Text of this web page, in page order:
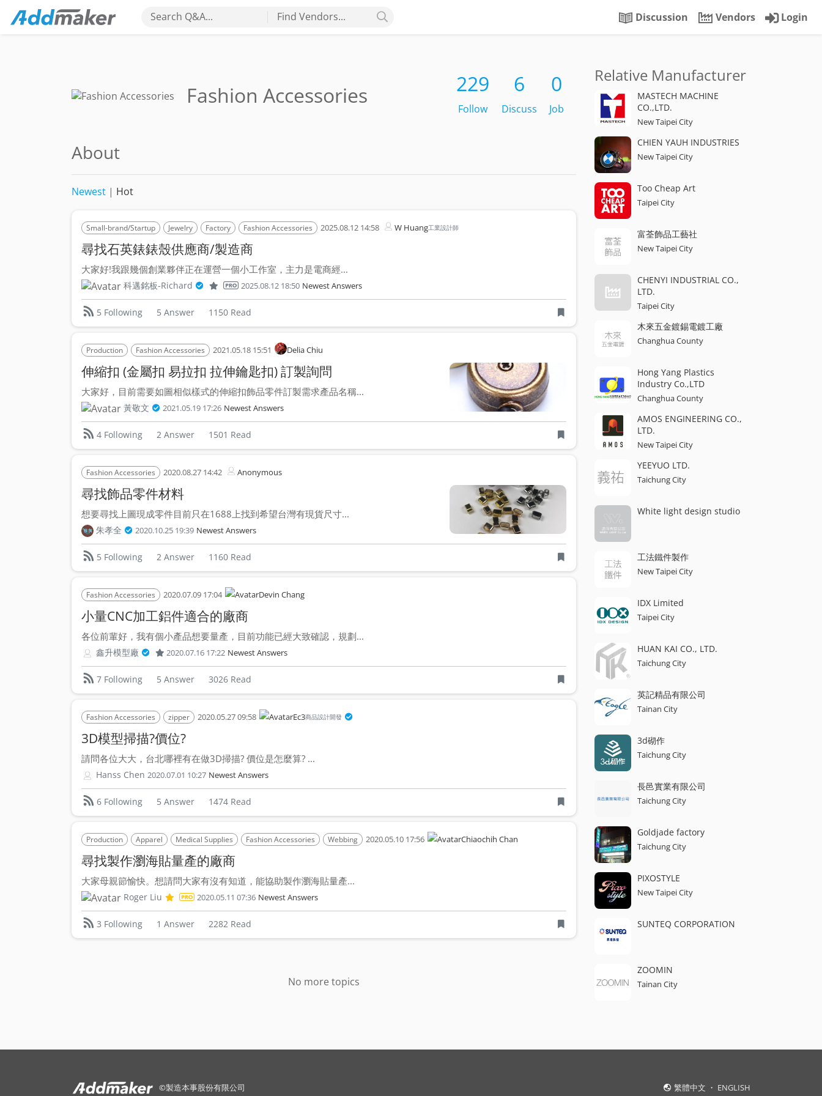
Search Q&A... Find Vendors... Discussion Vendors Login
Fashion Accessories 229
Follow
6
Discuss
0
Job
About
Newest | Hot
Small-brand/Startup Jewelry Factory Fashion Accessories 2025.08.12 14:58 W Huang工業設計師
尋找石英錶錶殼供應商/製造商
大家好!我跟幾個創業夥伴正在運營一個小工作室，主力是電商經...
科邁銘板-Richard 2025.08.12 18:50 Newest Answers
5 Following 5 Answer 1150 Read
Production Fashion Accessories 2021.05.18 15:51 Delia Chiu
伸縮扣 (金屬扣 易拉扣 拉伸鑰匙扣) 訂製詢問
大家好，目前需要如圖相似樣式的伸縮扣飾品零件訂製需求產品名稱...
黃敬文 2021.05.19 17:26 Newest Answers
4 Following 2 Answer 1501 Read
Fashion Accessories 2020.08.27 14:42 Anonymous
尋找飾品零件材料
想要尋找上圖現成零件目前只在1688上找到希望台灣有現貨尺寸...
朱孝全 2020.10.25 19:39 Newest Answers
5 Following 2 Answer 1160 Read
Fashion Accessories 2020.07.09 17:04 Devin Chang
小量CNC加工鋁件適合的廠商
各位前輩好，我有個小產品想要量產，目前功能已經大致確認，規劃...
鑫升模型廠 2020.07.16 17:22 Newest Answers
7 Following 5 Answer 3026 Read
Fashion Accessories zipper 2020.05.27 09:58 Ec3商品設計開發
3D模型掃描?價位?
請問各位大大，台北哪裡有在做3D掃描? 價位是怎麼算? ...
Hanss Chen 2020.07.01 10:27 Newest Answers
6 Following 5 Answer 1474 Read
Production Apparel Medical Supplies Fashion Accessories Webbing 2020.05.10 17:56 Chiaochih Chan
尋找製作瀏海貼量產的廠商
大家母親節愉快。想請問大家有沒有知道，能協助製作瀏海貼量產...
Roger Liu 2020.05.11 07:36 Newest Answers
3 Following 1 Answer 2282 Read
No more topics
Relative Manufacturer
MASTECH MACHINE
CO.,LTD.
New Taipei City
CHIEN YAUH INDUSTRIES
New Taipei City
Too Cheap Art
Taipei City
富荃飾品工藝社
New Taipei City
CHENYI INDUSTRIAL CO.,
LTD.
Taipei City
木來五金鍍錫電鍍工廠
Changhua County
Hong Yang Plastics
Industry Co.,LTD
Changhua County
AMOS ENGINEERING CO.,
LTD.
New Taipei City
YEEYUO LTD.
Taichung City
White light design studio
工法鐵件製作
New Taipei City
IDX Limited
Taipei City
HUAN KAI CO., LTD.
Taichung City
英記精品有限公司
Tainan City
3d砌作
Taichung City
長邑實業有限公司
Taichung City
Goldjade factory
Taichung City
PIXOSTYLE
New Taipei City
SUNTEQ CORPORATION
ZOOMIN
Tainan City
©製造本事股份有限公司 繁體中文 ・ ENGLISH